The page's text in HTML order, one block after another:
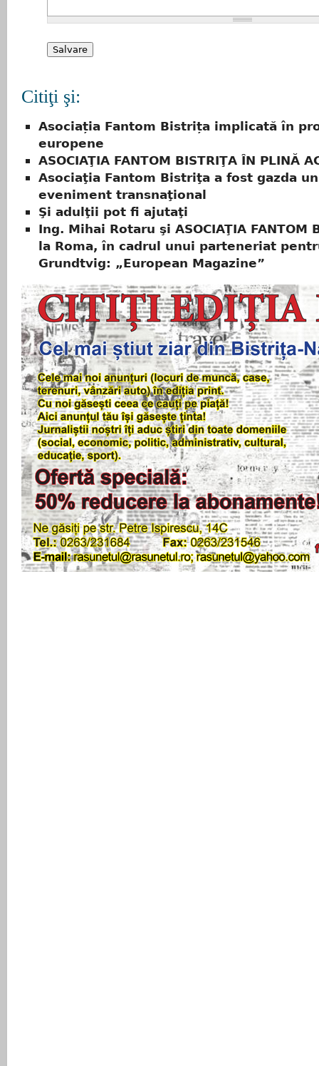
Citiţi şi:
Asociația Fantom Bistrița implicată în
europene
ASOCIAŢIA FANTOM BISTRIŢA ÎN PLINĂ
Asociaţia Fantom Bistriţa a fost gazda
eveniment transnaţional
Şi adulţii pot fi ajutaţi
Ing. Mihai Rotaru şi ASOCIAŢIA FANTOM
la Roma, în cadrul unui parteneriat
Grundtvig: „European Magazine”